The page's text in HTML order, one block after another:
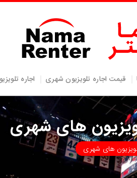
قیمت اجاره تلویزیون شهری اجاره
های شهری
های شهری